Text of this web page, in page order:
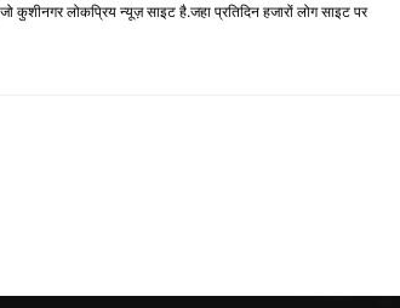
लोकप्रिय न्यूज़ साइट है.जहा प्रतिदिन हजारों लोग साइट पर